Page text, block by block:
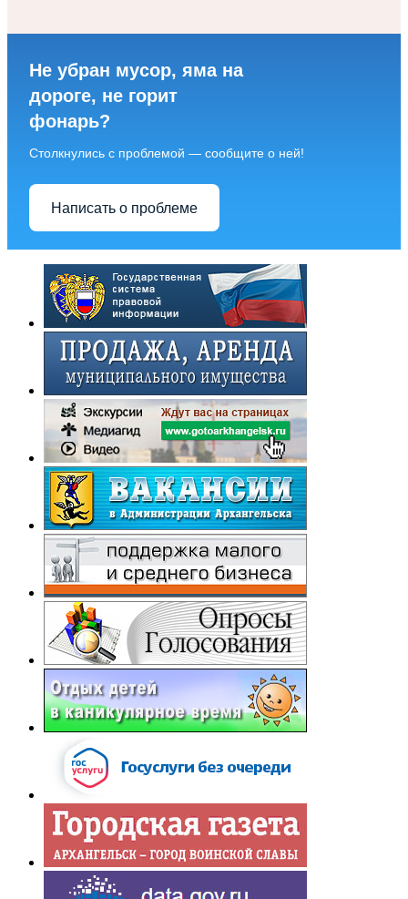
Не убран мусор, яма на
дороге, не горит
фонарь?
Столкнулись с проблемой — сообщите о ней!
Написать о проблеме